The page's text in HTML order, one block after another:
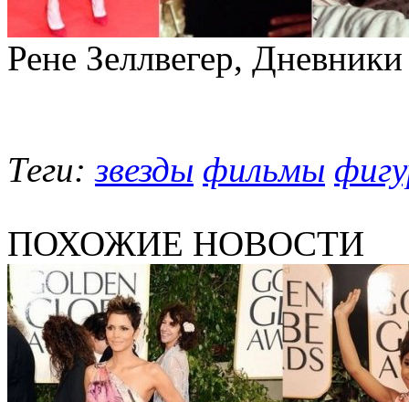
Рене Зеллвегер,
Теги:звезды фильмы
ПОХОЖИЕ НОВОСТИ